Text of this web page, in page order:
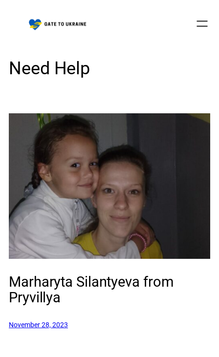
Need Help
Marharyta Silantyeva from
Pryvillya
November 28, 2023